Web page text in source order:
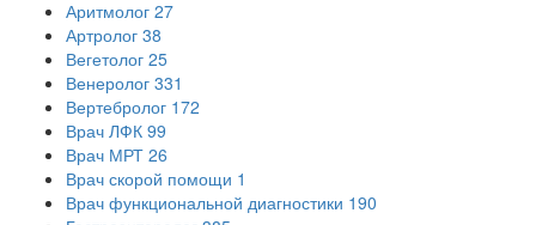
Аритмолог 27
Артролог 38
Вегетолог 25
Венеролог 331
Вертебролог 172
Врач ЛФК 99
Врач МРТ 26
Врач скорой помощи 1
Врач функциональной диагностики 190